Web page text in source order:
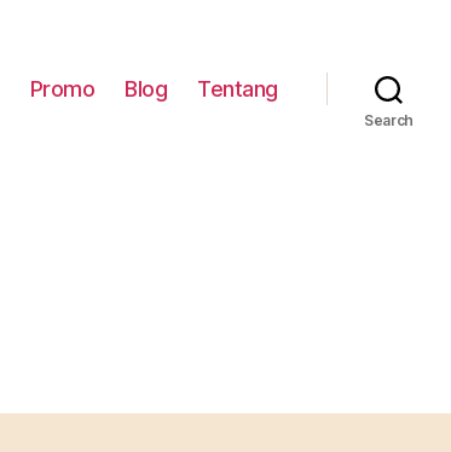
Promo Blog Tentang
Search